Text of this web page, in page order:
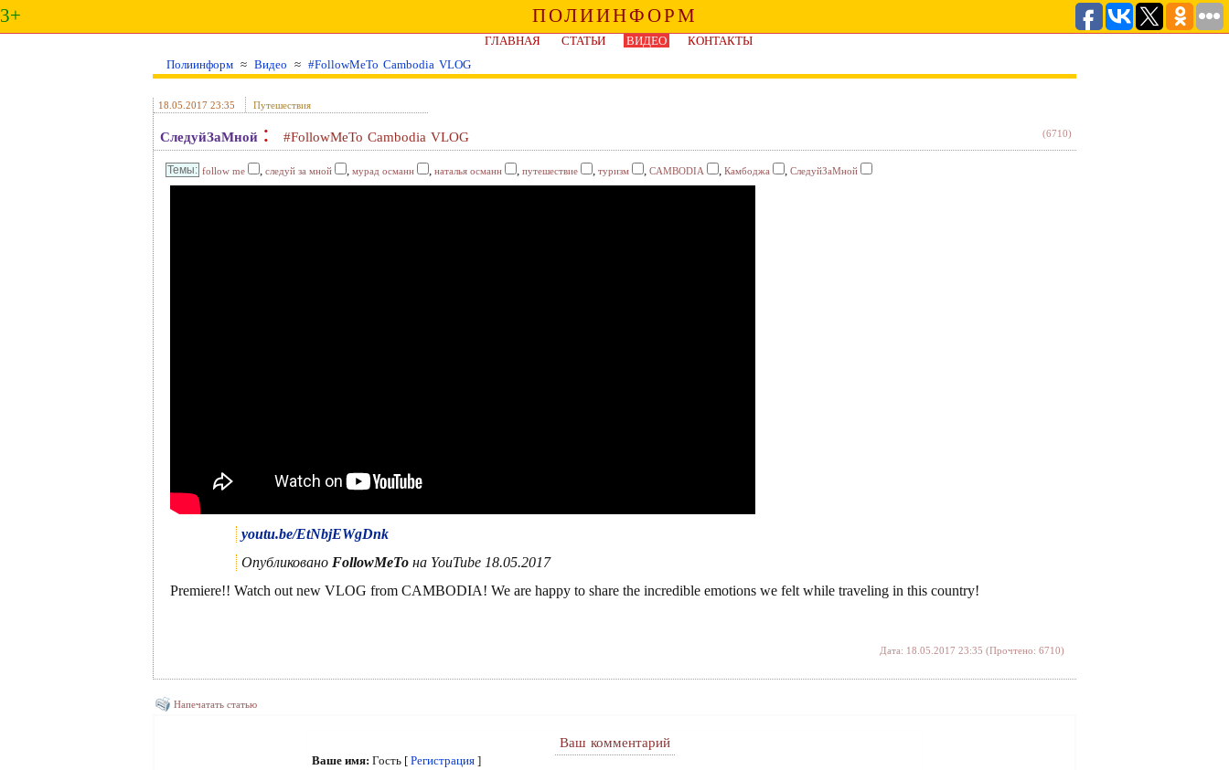
3+ ПОЛИИНФОРМ
ГЛАВНАЯ СТАТЬИ ВИДЕО
КОНТАКТЫ
Полиинформ ≈ Видео ≈ #FollowMeTo Cambodia VLOG
18.05.2017 23:35 Путешествия
СледуйЗаМной : #FollowMeTo Cambodia VLOG (6710)
follow me , следуй за мной , мурад османн , наталья османн , путешествие , туризм , CAMBODIA , Камбоджа , СледуйЗаМной
youtu.be/EtNbjEWgDnk
Опубликовано FollowMeTo на YouTube 18.05.2017
Premiere!! Watch out new VLOG from CAMBODIA! We are happy to share the incredible emotions we felt while traveling in this country!
Дата: 18.05.2017 23:35 (Прочтено: 6710)
Напечатать статью
Ваш комментарий
Ваше имя: Гость [ Регистрация ]